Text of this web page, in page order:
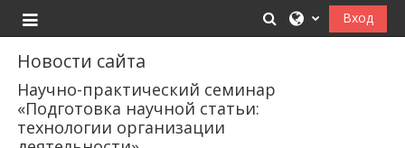
Боковая панель
ИзменитьВход
Новости сайта
Научно-практический семинар
«Подготовка научной статьи:
технологии организации